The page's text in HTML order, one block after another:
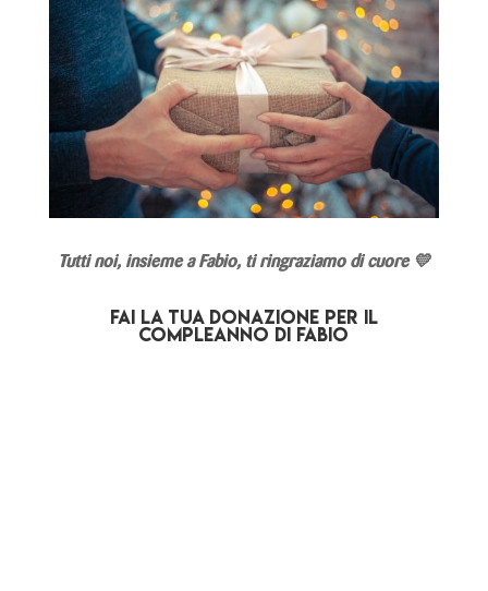
Tutti noi, insieme a Fabio, ti ringraziamo di cuore 💛
FAI LA TUA DONAZIONE PER IL
COMPLEANNO DI FABIO